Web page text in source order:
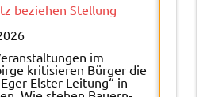
beziehen Stellung
im
kritisieren Bürger die
Elster-Leitung“ in